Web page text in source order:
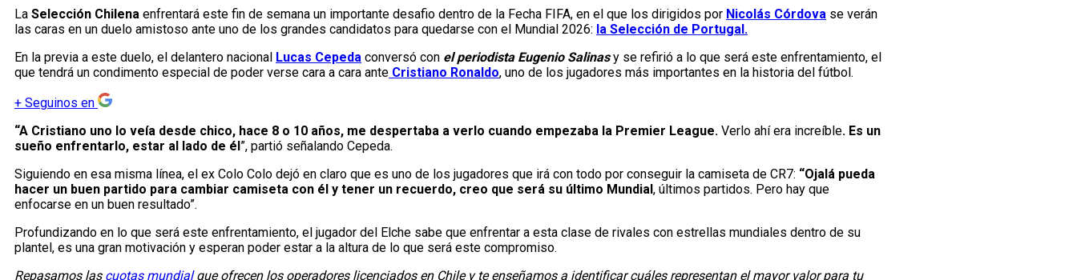
La Selección Chilena enfrentará este fin de semana un importante desafio dentro de la Fecha FIFA, en el que los dirigidos por Nicolás Córdova se verán
las caras en un duelo amistoso ante uno de los grandes candidatos para quedarse con el Mundial 2026: la Selección de Portugal.
En la previa a este duelo, el delantero nacional Lucas Cepeda conversó con el periodista Eugenio Salinasy se refirió a lo que será este enfrentamiento, el
que tendrá un condimento especial de poder verse cara a cara ante Cristiano Ronaldo, uno de los jugadores más importantes en la historia del fútbol.
+ Seguinos en
“A Cristiano uno lo veía desde chico, hace 8 o 10 años, me despertaba a verlo cuando empezaba la Premier League. Verlo ahí era increíble. Es un
sueño enfrentarlo, estar al lado de él ”, partió señalando Cepeda.
Siguiendo en esa misma línea, el ex Colo Colo dejó en claro que es uno de los jugadores que irá con todo por conseguir la camiseta de CR7: “Ojalá pueda
hacer un buen partido para cambiar camiseta con él y tener un recuerdo, creo que será su último Mundial , últimos partidos. Pero hay que
enfocarse en un buen resultado”.
Profundizando en lo que será este enfrentamiento, el jugador del Elche sabe que enfrentar a esta clase de rivales con estrellas mundiales dentro de su
plantel, es una gran motivación y esperan poder estar a la altura de lo que será este compromiso.
Repasamos las cuotas mundialque ofrecen los operadores licenciados en Chile y te enseñamos a identificar cuáles representan el mayor valor para tu